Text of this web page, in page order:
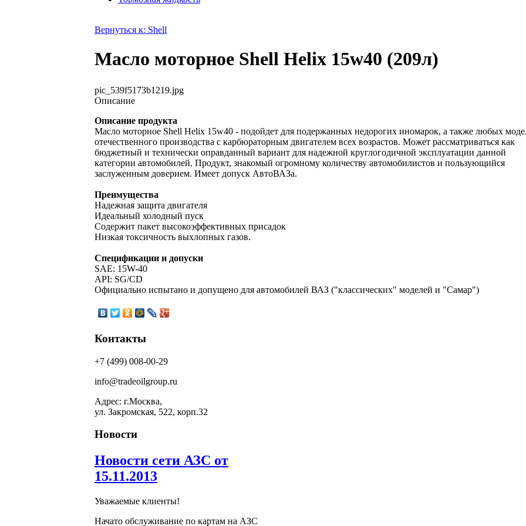
Вернуться к: Shell
Масло моторное Shell Helix 15w40 (209л)
pic_539f5173b1219.jpg
Описание
Описание продукта
Масло моторное Shell Helix 15w40 - подойдет для подержанных недорогих иномарок, а также любых
отечественного производства с карбюраторным двигателем вcex возрастов. Может рассматриваться как
бюджетный и технически оправданный вариант для надежной круглогодичной эксплуатации данной
категории автомобилей. Продукт, знакомый огромному количеству автомобилистов и пользующийся
заслуженным доверием. Имеет допуск АвтоВАЗа.
Преимущества
Надежная защита двигателя
Идеальный холодный пуск
Содержит пакет высокоэффективных присадок
Низкая токсичность выхлопных газов.
Спецификации и допуски
SAE: 15W-40
API: SG/CD
Официально испытано и допущено для автомобилей ВАЗ ("классических" моделей и "Самар")
Контакты
+7 (499) 008-00-29
info@tradeoilgroup.ru
Адрес: г.Москва,
ул. Закромская, 522, корп.32
Новости
Новости сети АЗС от
15.11.2013
Уважаемые клиенты!
Начато обслуживание по картам на АЗС